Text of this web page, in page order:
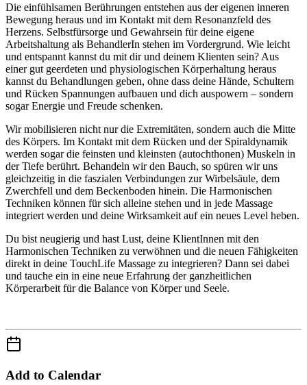
Die einfühlsamen Berührungen entstehen aus der eigenen inneren
Bewegung heraus und im Kontakt mit dem Resonanzfeld des
Herzens. Selbstfürsorge und Gewahrsein für deine eigene
Arbeitshaltung als BehandlerIn stehen im Vordergrund. Wie leicht
und entspannt kannst du mit dir und deinem Klienten sein? Aus
einer gut geerdeten und physiologischen Körperhaltung heraus
kannst du Behandlungen geben, ohne dass deine Hände, Schultern
und Rücken Spannungen aufbauen und dich auspowern – sondern
sogar Energie und Freude schenken.
Wir mobilisieren nicht nur die Extremitäten, sondern auch die Mitte
des Körpers. Im Kontakt mit dem Rücken und der Spiraldynamik
werden sogar die feinsten und kleinsten (autochthonen) Muskeln in
der Tiefe berührt. Behandeln wir den Bauch, so spüren wir uns
gleichzeitig in die faszialen Verbindungen zur Wirbelsäule, dem
Zwerchfell und dem Beckenboden hinein. Die Harmonischen
Techniken können für sich alleine stehen und in jede Massage
integriert werden und deine Wirksamkeit auf ein neues Level heben.
Du bist neugierig und hast Lust, deine KlientInnen mit den
Harmonischen Techniken zu verwöhnen und die neuen Fähigkeiten
direkt in deine TouchLife Massage zu integrieren? Dann sei dabei
und tauche ein in eine neue Erfahrung der ganzheitlichen
Körperarbeit für die Balance von Körper und Seele.
Add to Calendar